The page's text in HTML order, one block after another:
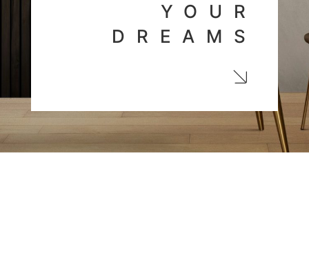
YOUR
DREAMS